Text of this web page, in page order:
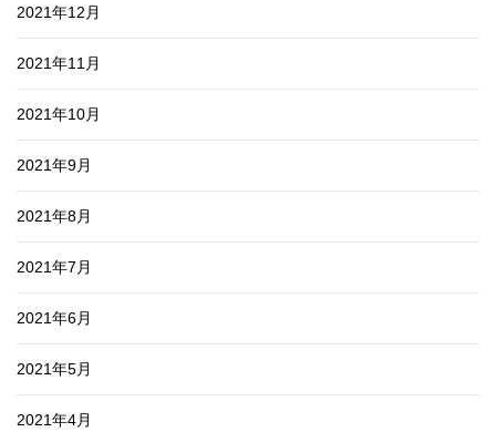
2021年12月
2021年11月
2021年10月
2021年9月
2021年8月
2021年7月
2021年6月
2021年5月
2021年4月